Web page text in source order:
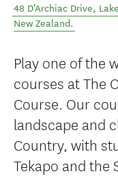
48 D'Archiac Drive,
New Zealand.
Play one of the
courses at The
Course. Our
landscape and
Country, with
Tekapo and the